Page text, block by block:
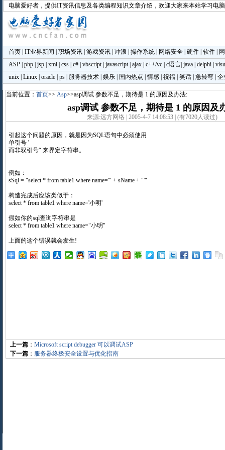
电脑爱好者 ，提供IT资讯信息及各类编程知识文章介绍，欢迎大家来本站学习电
首页| IT业界新闻 职场资讯| 游戏资讯| 冲浪 操作系统| 网络安全| 硬件| 软件|
ASP| php| jsp| xml| css| c#| vbscript| javascript| ajax| c++/vc| c语言| java| delphi|
unix| Linux| oracle| ps| 服务器技术| 娱乐| 国内热点 |情感| 祝福| 笑话| 急转弯| 企
当前位置： 首页>> Asp>>asp调试 参数不足，期待是 1 的原因及办法:
asp调试 参数不足，期待是 1 的原因及
来源:远方网络 | 2005-4-7 14:08:53 | (有7020人读过)
引起这个问题的原因，就是因为SQL语句中必须使用
单引号 '
而非双引号“ 来界定字符串。
例如：
sSql = "select * from table1 where name='" + sName + "'"
构造完成后应该类似于：
select * from table1 where name='小明'
假如你的sql查询字符串是
select * from table1 where name="小明"
上面的这个错误就会发生!
上一篇 ： Microsoft script debugger 可以调试ASP
下一篇 ： 服务器终极安全设置与优化指南